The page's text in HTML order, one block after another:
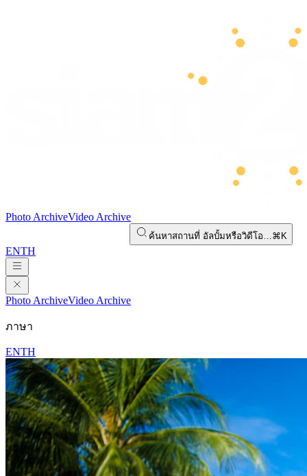
Photo ArchiveVideo Archive
ค้นหาสถานที่ อัลบั้มหรือวิดีโอ…⌘K
ENTH
Photo ArchiveVideo Archive
ภาษา
ENTH